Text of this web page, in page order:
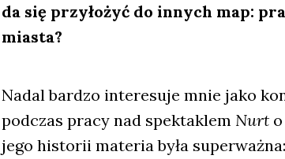
da się przy­ło­żyć do innych map:
mia­sta?
Nadal bar­dzo inte­re­su­je mnie jako
pod­czas pra­cy nad spek­ta­klem Nurto
jego histo­rii mate­ria była